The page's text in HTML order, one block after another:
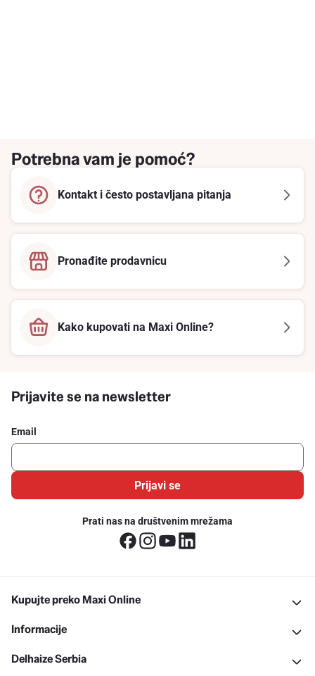
Potrebna vam je pomoć?
Kontakt i često postavljana pitanja
Pronađite prodavnicu
Kako kupovati na Maxi Online?
Prijavite se na newsletter
Email
Prijavi se
Prati nas na društvenim mrežama
Kupujte preko Maxi Online
Informacije
Delhaize Serbia